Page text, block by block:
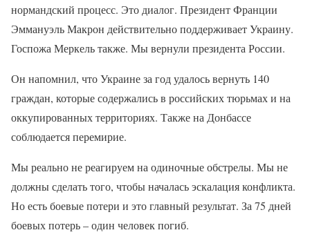
нормандский процесс. Это диалог. Президент Франции
Эммануэль Макрон действительно поддерживает Украину.
Госпожа Меркель также. Мы вернули президента России.
Он напомнил, что Украине за год удалось вернуть 140
граждан, которые содержались в российских тюрьмах и на
оккупированных территориях. Также на Донбассе
соблюдается перемирие.
Мы реально не реагируем на одиночные обстрелы. Мы не
должны сделать того, чтобы началась эскалация конфликта.
Но есть боевые потери и это главный результат. За 75 дней
боевых потерь – один человек погиб.